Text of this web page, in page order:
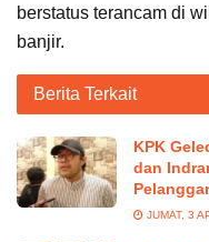
berstatus terancam di
banjir.
Berita Terkait
KPK
dan
JUMAT, 3